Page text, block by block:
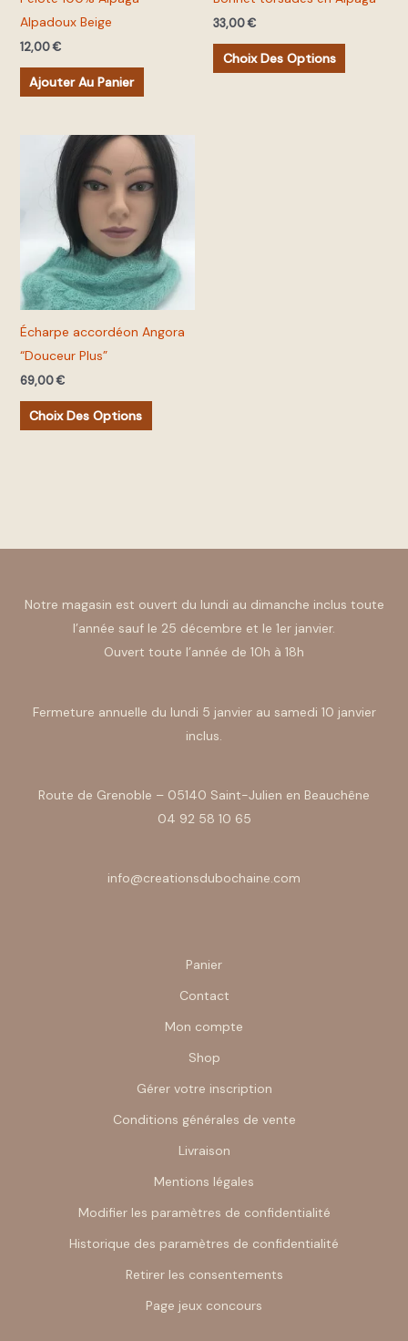
Alpadoux Beige
12,00€
Ajouter Au Panier
33,00€
Choix Des Options
sur
la
Écharpe accordéon Angora
“Douceur Plus”
69,00€
Choix Des Options
Ce
produit
a
plusieurs
variations.
Les
options
peuvent
être
la
page
Notre magasin est ouvert du lundi au dimanche inclus toute
l’année sauf le 25 décembre et le 1er janvier.
Ouvert toute l’année de 10h à 18h
Fermeture annuelle du lundi 5 janvier au samedi 10 janvier
inclus.
Route de Grenoble – 05140 Saint-Julien en Beauchêne
04 92 58 10 65
info@creationsdubochaine.com
Panier
Contact
Mon compte
Shop
Gérer votre inscription
Conditions générales de vente
Livraison
Mentions légales
Modifier les paramètres de confidentialité
Historique des paramètres de confidentialité
Retirer les consentements
Page jeux concours